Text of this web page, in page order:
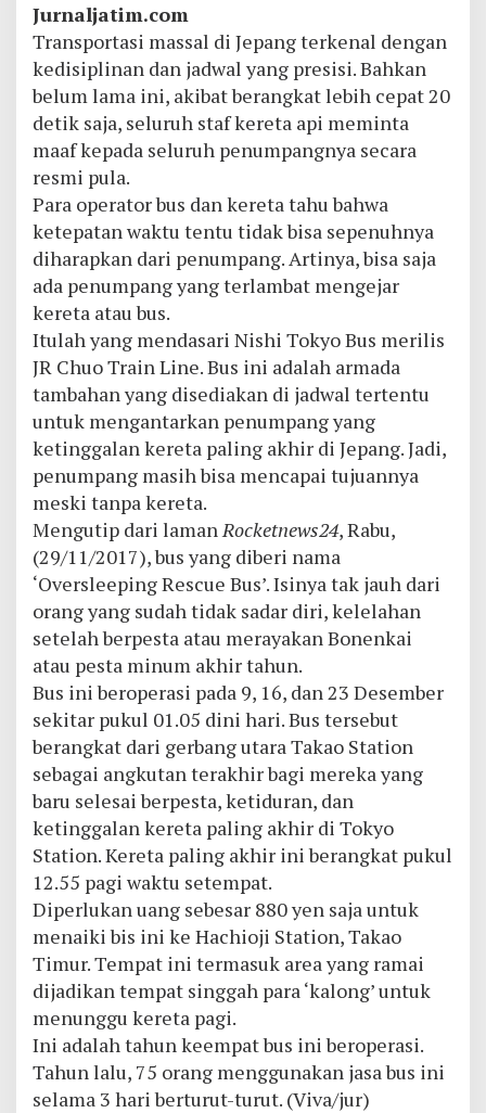
Jurnaljatim.com
Transportasi massal di Jepang terkenal dengan
kedisiplinan dan jadwal yang presisi. Bahkan
belum lama ini, akibat berangkat lebih cepat 20
detik saja, seluruh staf kereta api meminta
maaf kepada seluruh penumpangnya secara
resmi pula.
Para operator bus dan kereta tahu bahwa
ketepatan waktu tentu tidak bisa sepenuhnya
diharapkan dari penumpang. Artinya, bisa saja
ada penumpang yang terlambat mengejar
kereta atau bus.
Itulah yang mendasari Nishi Tokyo Bus merilis
JR Chuo Train Line. Bus ini adalah armada
tambahan yang disediakan di jadwal tertentu
untuk mengantarkan penumpang yang
ketinggalan kereta paling akhir di Jepang. Jadi,
penumpang masih bisa mencapai tujuannya
meski tanpa kereta.
Mengutip dari lamanRocketnews24, Rabu,
(29/11/2017), bus yang diberi nama
‘Oversleeping Rescue Bus’. Isinya tak jauh dari
orang yang sudah tidak sadar diri, kelelahan
setelah berpesta atau merayakan Bonenkai
atau pesta minum akhir tahun.
Bus ini beroperasi pada 9, 16, dan 23 Desember
sekitar pukul 01.05 dini hari. Bus tersebut
berangkat dari gerbang utara Takao Station
sebagai angkutan terakhir bagi mereka yang
baru selesai berpesta, ketiduran, dan
ketinggalan kereta paling akhir di Tokyo
Station. Kereta paling akhir ini berangkat pukul
12.55 pagi waktu setempat.
Diperlukan uang sebesar 880 yen saja untuk
menaiki bis ini ke Hachioji Station, Takao
Timur. Tempat ini termasuk area yang ramai
dijadikan tempat singgah para ‘kalong’ untuk
menunggu kereta pagi.
Ini adalah tahun keempat bus ini beroperasi.
Tahun lalu, 75 orang menggunakan jasa bus ini
selama 3 hari berturut-turut. (Viva/jur)